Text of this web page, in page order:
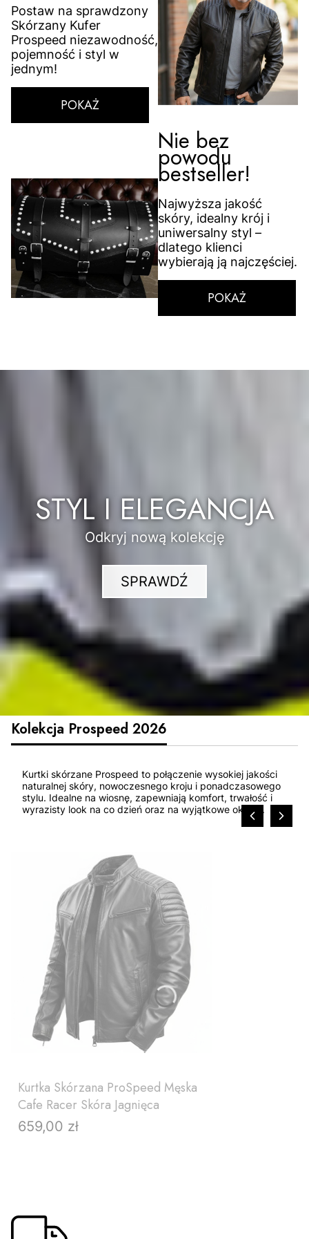
Postaw na sprawdzony
Skórzany Kufer
Prospeed niezawodność,
pojemność i styl w
jednym!
POKAŻ
Nie bez
powodu
bestseller!
Najwyższa jakość
skóry, idealny krój i
uniwersalny styl –
dlatego klienci
wybierają ją najczęściej.
POKAŻ
STYL I ELEGANCJA
Odkryj nową kolekcję
SPRAWDŹ
Kolekcja Prospeed 2026
Kurtki skórzane Prospeed to połączenie wysokiej jakości
naturalnej skóry, nowoczesnego kroju i ponadczasowego
stylu. Idealne na wiosnę, zapewniają komfort, trwałość i
wyrazisty look na co dzień oraz na wyjątkowe okazje.
Kurtka Skórzana ProSpeed Męska
Cafe Racer Skóra Jagnięca
Cena
659,00 zł